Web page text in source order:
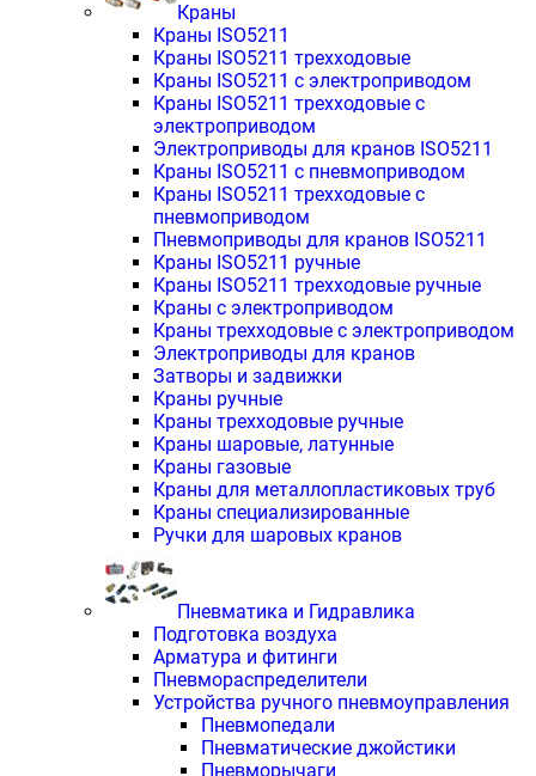
Краны
Краны ISO5211
Краны ISO5211 трехходовые
Краны ISO5211 с электроприводом
Краны ISO5211 трехходовые с
электроприводом
Электроприводы для кранов ISO5211
Краны ISO5211 с пневмоприводом
Краны ISO5211 трехходовые с
пневмоприводом
Пневмоприводы для кранов ISO5211
Краны ISO5211 ручные
Краны ISO5211 трехходовые ручные
Краны с электроприводом
Краны трехходовые с электроприводом
Электроприводы для кранов
Затворы и задвижки
Краны ручные
Краны трехходовые ручные
Краны шаровые, латунные
Краны газовые
Краны для металлопластиковых труб
Краны специализированные
Ручки для шаровых кранов
Пневматика и Гидравлика
Подготовка воздуха
Арматура и фитинги
Пневмораспределители
Устройства ручного пневмоуправления
Пневмопедали
Пневматические джойстики
Пневморычаги